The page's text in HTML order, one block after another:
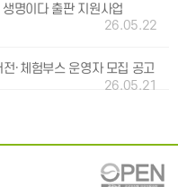
명이다 출판 지원사업
26.05.22
전·체험부스 운영자 모집 공고
26.05.21